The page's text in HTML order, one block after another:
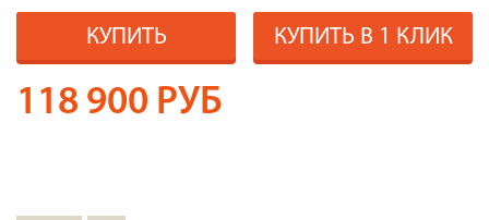
КУПИТЬ КУПИТЬ В 1 КЛИК
118 900 РУБ